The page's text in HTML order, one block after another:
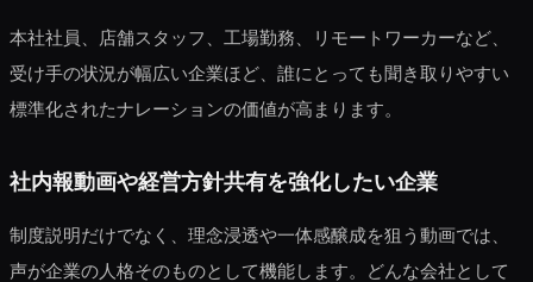
本社社員、店舗スタッフ、工場勤務、リモートワーカーなど、
受け手の状況が幅広い企業ほど、誰にとっても聞き取りやすい
標準化されたナレーションの価値が高まります。
社内報動画や経営方針共有を強化したい企業
制度説明だけでなく、理念浸透や一体感醸成を狙う動画では、
声が企業の人格そのものとして機能します。どんな会社として